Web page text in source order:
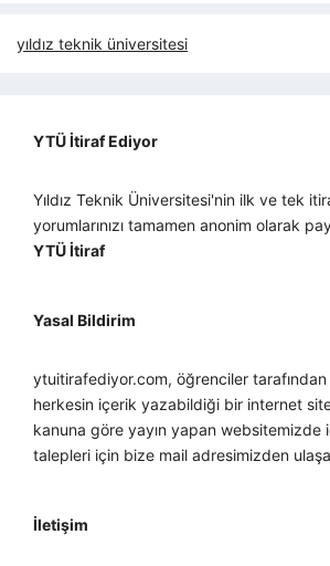
yıldız teknik üniversitesi
YTÜ İtiraf Ediyor
Yıldız Teknik Üniversitesi'nin ilk ve tek
yorumlarınızı tamamen anonim olarak
YTÜ İtiraf
Yasal Bildirim
ytuitirafediyor.com, öğrenciler tarafından
herkesin içerik yazabildiği bir internet
kanuna göre yayın yapan websitemizde
talepleri için bize mail adresimizden
İletişim